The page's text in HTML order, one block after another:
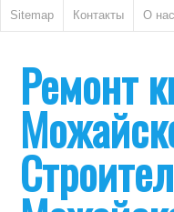
Sitemap Контакты О нас
Ремонт